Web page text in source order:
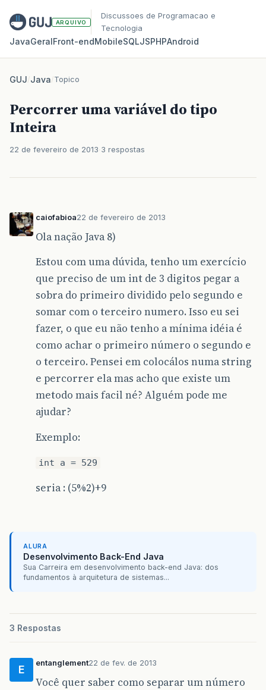
ARQUIVO
Discussoes de Programacao e
Tecnologia
JavaGeralFront‑endMobileSQLJSPHPAndroid
GUJ/Java/Topico
Percorrer uma variável do tipo
Inteira
22 de fevereiro de 2013 3 respostas
caiofabioa22 de fevereiro de 2013
Ola nação Java 8)
Estou com uma dúvida, tenho um exercício
que preciso de um int de 3 digitos pegar a
sobra do primeiro dividido pelo segundo e
somar com o terceiro numero. Isso eu sei
fazer, o que eu não tenho a mínima idéia é
como achar o primeiro número o segundo e
o terceiro. Pensei em colocálos numa string
e percorrer ela mas acho que existe um
metodo mais facil né? Alguém pode me
ajudar?
Exemplo:
int a = 529
seria : (5%2)+9
ALURA
Desenvolvimento Back-End Java
Sua Carreira em desenvolvimento back-end Java: dos
fundamentos à arquitetura de sistemas...
3 Respostas
E
entanglement22 de fev. de 2013
Você quer saber como separar um número